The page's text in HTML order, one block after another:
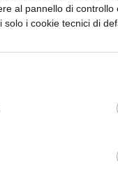
al pannello di controllo
i cookie tecnici di
(100 000),